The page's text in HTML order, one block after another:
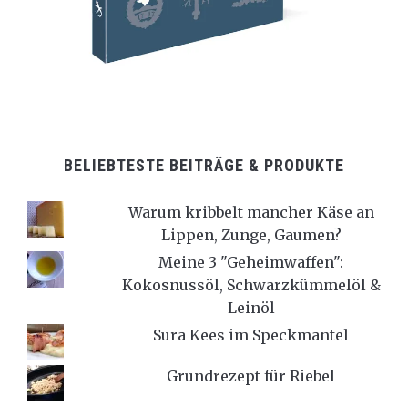
BELIEBTESTE BEITRÄGE & PRODUKTE
Warum kribbelt mancher Käse an
Lippen, Zunge, Gaumen?
Meine 3 "Geheimwaffen":
Kokosnussöl, Schwarzkümmelöl &
Leinöl
Sura Kees im Speckmantel
Grundrezept für Riebel